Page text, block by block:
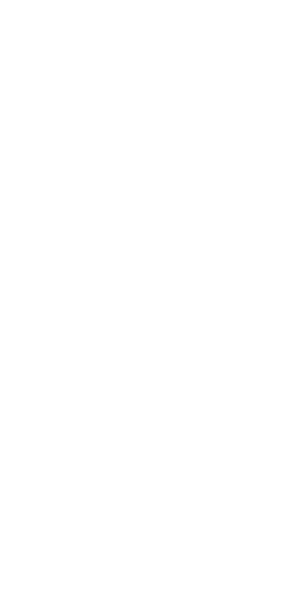
par Pascal LAMY, ancien
la
Il évoque le fait
soit plus lente, car bien qu'il y ait une
reste tout de même très dynamique.
deux premiers scénarii ont des effets
des prix. Mais le troisième va quant
DE LA NOUVELLE
?
lors des grandes crises
Le ralentissement que
Son impact sur la fonction Achats peut
en réduisant les
être restreints ou ne pourront plus
voire chercher à acheter non pas
rappelle que c'est durant la phase
les acheteurs sont
il va
et avec lesquels il sera plus difficile
limiter les filières d'approvisionnement
CNA et d'Agile-Buyer sur les attentes
des risques est généralement dans
vont devenir extrêmement fortes et il y a
jeu" sur cette logique de gestion des
ici on
sur plusieurs marchés. Le volume
qui seront de plus en plus
à leur développement, mettre